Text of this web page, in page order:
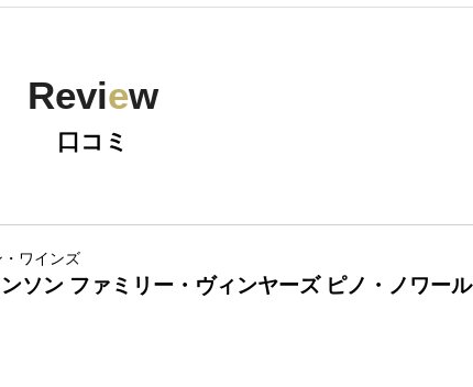
Review
口コミ
ワインズ
ソン ファミリー・ヴィンヤーズ ピノ・ノワール